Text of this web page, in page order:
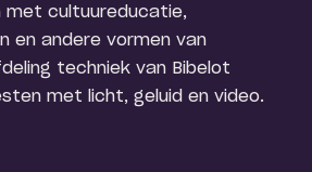
met cultuureducatie,
en andere vormen van
techniek van Bibelot
met licht, geluid en video.